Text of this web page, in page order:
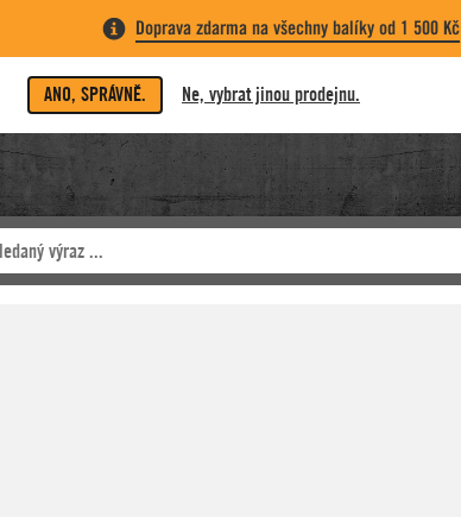
Doprava zdarma na všechny balíky od 1 500 Kč
ANO, SPRÁVNĚ. Ne, vybrat jinou prodejnu.